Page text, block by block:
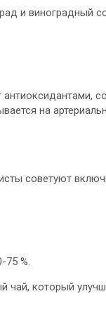
и виноградный
на
советуют
75 %.
чай, который